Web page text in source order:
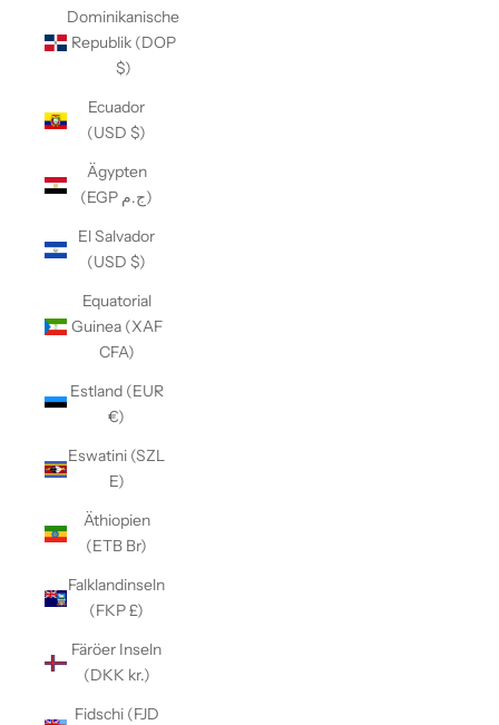
Dominikanische
Republik (DOP
$)
Ecuador
(USD $)
Ägypten
(EGP ج.م)
El Salvador
(USD $)
Equatorial
Guinea (XAF
CFA)
Estland (EUR
€)
Eswatini (SZL
E)
Äthiopien
(ETB Br)
Falklandinseln
(FKP £)
Färöer Inseln
(DKK kr.)
Fidschi (FJD